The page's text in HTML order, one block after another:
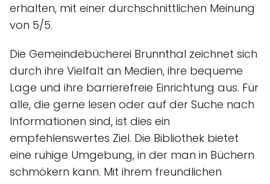
erhalten, mit einer durchschnittlichen Meinung
von 5/5.
Die Gemeindebücherei Brunnthal zeichnet sich
durch ihre Vielfalt an Medien, ihre bequeme
Lage und ihre barrierefreie Einrichtung aus. Für
alle, die gerne lesen oder auf der Suche nach
Informationen sind, ist dies ein
empfehlenswertes Ziel. Die Bibliothek bietet
eine ruhige Umgebung, in der man in Büchern
schmökern kann. Mit ihrem freundlichen